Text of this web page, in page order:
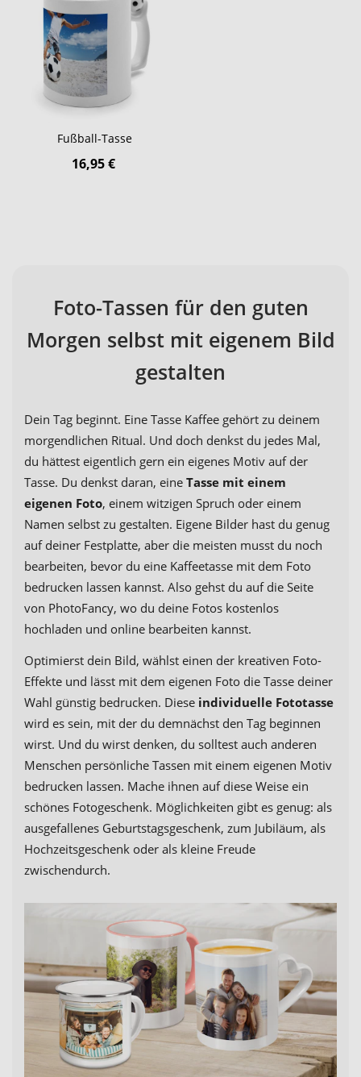
Fußball-Tasse
16,95 €
Foto-Tassen für den guten
Morgen selbst mit eigenem Bild
gestalten
Dein Tag beginnt. Eine Tasse Kaffee gehört zu deinem
morgendlichen Ritual. Und doch denkst du jedes Mal,
du hättest eigentlich gern ein eigenes Motiv auf der
Tasse. Du denkst daran, eine Tasse mit einem
eigenen Foto, einem witzigen Spruch oder einem
Namen selbst zu gestalten. Eigene Bilder hast du genug
auf deiner Festplatte, aber die meisten musst du noch
bearbeiten, bevor du eine Kaffeetasse mit dem Foto
bedrucken lassen kannst. Also gehst du auf die Seite
von PhotoFancy, wo du deine Fotos kostenlos
hochladen und online bearbeiten kannst.
Optimierst dein Bild, wählst einen der kreativen Foto-
Effekte und lässt mit dem eigenen Foto die Tasse deiner
Wahl günstig bedrucken. Diese individuelle Fototasse
wird es sein, mit der du demnächst den Tag beginnen
wirst. Und du wirst denken, du solltest auch anderen
Menschen persönliche Tassen mit einem eigenen Motiv
bedrucken lassen. Mache ihnen auf diese Weise ein
schönes Fotogeschenk. Möglichkeiten gibt es genug: als
ausgefallenes Geburtstagsgeschenk, zum Jubiläum, als
Hochzeitsgeschenk oder als kleine Freude
zwischendurch.